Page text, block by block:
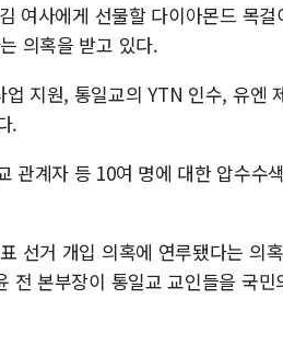
여사에게 선물할 다이아몬드 목
의혹을 받고 있다.
지원, 통일교의 YTN 인수, 유엔
.
관계자 등 10여 명에 대한 압수수
선거 개입 의혹에 연루됐다는 의
전 본부장이 통일교 교인들을 국민